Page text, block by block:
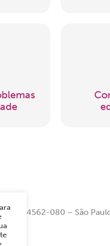
– 04562-080 – São